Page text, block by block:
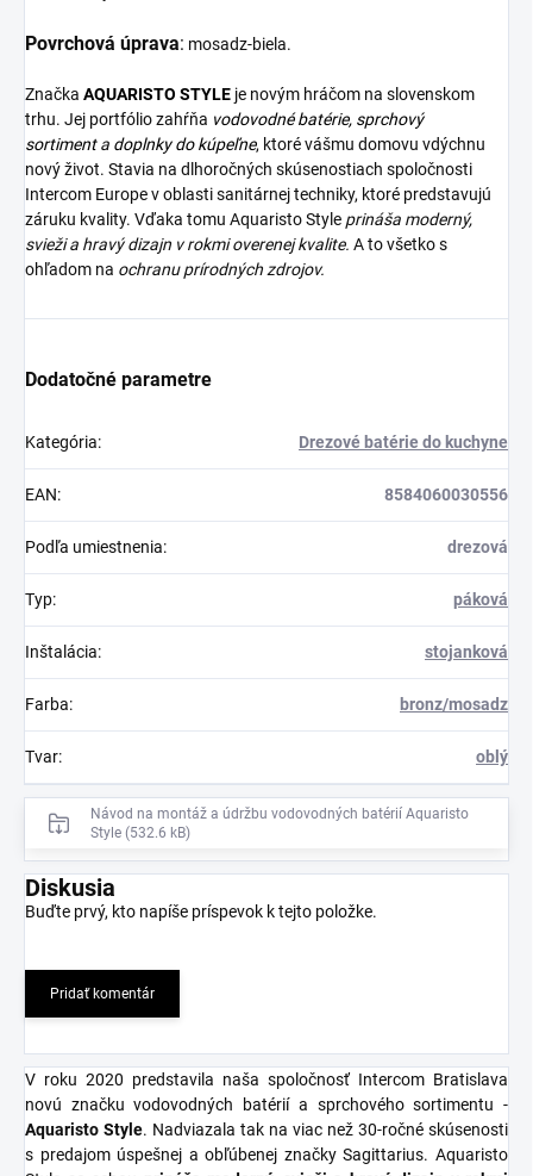
Povrchová úprava: mosadz-biela.
Značka AQUARISTO STYLE je novým hráčom na slovenskom
trhu. Jej portfólio zahŕňa vodovodné batérie, sprchový
sortiment a doplnky do kúpeľne, ktoré vášmu domovu vdýchnu
nový život. Stavia na dlhoročných skúsenostiach spoločnosti
Intercom Europe v oblasti sanitárnej techniky, ktoré predstavujú
záruku kvality. Vďaka tomu Aquaristo Style prináša moderný,
svieži a hravý dizajn v rokmi overenej kvalite. A to všetko s
ohľadom na ochranu prírodných zdrojov.
Dodatočné parametre
Kategória: Drezové batérie do kuchyne
EAN: 8584060030556
Podľa umiestnenia: drezová
Typ: páková
Inštalácia: stojanková
Farba: bronz/mosadz
Tvar: oblý
Návod na montáž a údržbu vodovodných batérií Aquaristo
Style (532.6 kB)
Diskusia
Buďte prvý, kto napíše príspevok k tejto položke.
Pridať komentár
V roku 2020 predstavila naša spoločnosť Intercom Bratislava
novú značku vodovodných batérií a sprchového sortimentu -
Aquaristo Style. Nadviazala tak na viac než 30-ročné skúsenosti
s predajom úspešnej a obľúbenej značky Sagittarius. Aquaristo